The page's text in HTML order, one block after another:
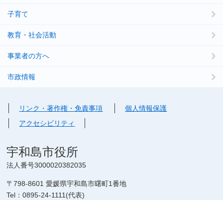
子育て
教育・社会活動
事業者の方へ
市政情報
リンク・著作権・免責事項
個人情報保護
アクセシビリティ
宇和島市役所
法人番号3000020382035
〒798-8601 愛媛県宇和島市曙町1番地
Tel：0895-24-1111(代表)